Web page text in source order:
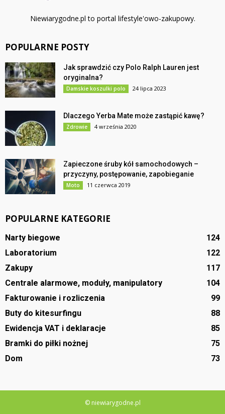
Niewiarygodne.pl to portal lifestyle'owo-zakupowy.
POPULARNE POSTY
Jak sprawdzić czy Polo Ralph Lauren jest
oryginalna?
Damskie koszulki polo 24 lipca 2023
Dlaczego Yerba Mate może zastąpić kawę?
Zdrowie 4 września 2020
Zapieczone śruby kół samochodowych –
przyczyny, postępowanie, zapobieganie
Moto 11 czerwca 2019
POPULARNE KATEGORIE
Narty biegowe
124
Laboratorium
122
Zakupy
117
Centrale alarmowe, moduły, manipulatory
104
Fakturowanie i rozliczenia
99
Buty do kitesurfingu
88
Ewidencja VAT i deklaracje
85
Bramki do piłki nożnej
75
Dom
73
© niewiarygodne.pl